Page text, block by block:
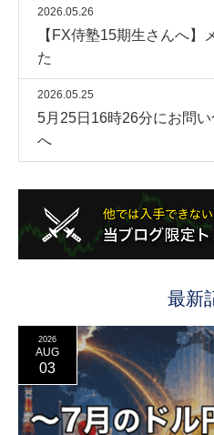
2026.05.26
【FX侍塾15期生さんへ】
た
2026.05.25
5月25日16時26分にお問
へ
最新
2026
AUG
03